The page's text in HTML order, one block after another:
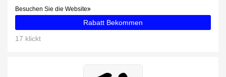
Besuchen Sie die Website
Rabatt Bekommen
17 klickt